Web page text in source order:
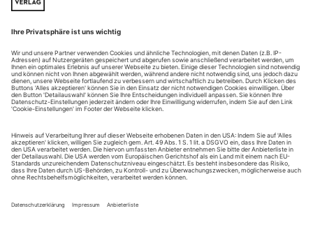
Endlich mal keine düstere Dystopie zum weiteren Untergang
des Abendlandes, sondern eine Zukunftsvision, die nicht
heller und erwartungsfroher strahlen könnte: Die Menschheit,
wie sie Lukas Bärfuss zumindest am Anfang seines neuen
Stücks vorstellt, lebt nach dem Prinzip von «Hingabe,
Wohlwollen und Freundschaft», hat Kriege und allen Streit
hinter sich gelassen,...
Augsburg: Uhrwerk Orest
Aischylos «Orestie»
Kleidern, macht zuverlässig ein schlechtes Gewissen und will,